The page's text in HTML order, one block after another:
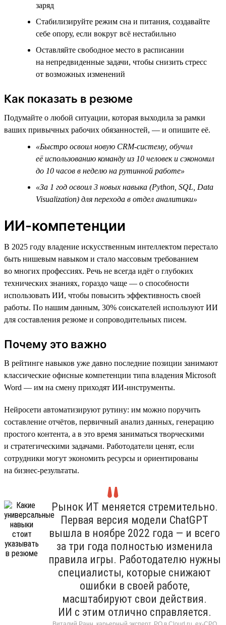
заряд
Стабилизируйте режим сна и питания, создавайте
себе опору, если вокруг всё нестабильно
Оставляйте свободное место в расписании
на непредвиденные задачи, чтобы снизить стресс
от возможных изменений
Как показать в резюме
Подумайте о любой ситуации, которая выходила за рамки
ваших привычных рабочих обязанностей, — и опишите её.
«Быстро освоил новую CRM-систему, обучил
её использованию команду из 10 человек и сэкономил
до 10 часов в неделю на рутинной работе»
«За 1 год освоил 3 новых навыка (Python, SQL, Data
Visualization) для перехода в отдел аналитики»
ИИ-компетенции
В 2025 году владение искусственным интеллектом перестало
быть нишевым навыком и стало массовым требованием
во многих профессиях. Речь не всегда идёт о глубоких
технических знаниях, гораздо чаще — о способности
использовать ИИ, чтобы повысить эффективность своей
работы. По нашим данным, 30% соискателей используют ИИ
для составления резюме и сопроводительных писем.
Почему это важно
В рейтинге навыков уже давно последние позиции занимают
классические офисные компетенции типа владения Microsoft
Word — им на смену приходят ИИ-инструменты.
Нейросети автоматизируют рутину: им можно поручить
составление отчётов, первичный анализ данных, генерацию
простого контента, а в это время заниматься творческими
и стратегическими задачами. Работодатели ценят, если
сотрудники могут экономить ресурсы и ориентированы
на бизнес-результаты.
Рынок ИТ меняется стремительно.
Первая версия модели ChatGPT
вышла в ноябре 2022 года — и всего
за три года полностью изменила
правила игры. Работодателю нужны
специалисты, которые снижают
ошибки в своей работе,
масштабируют свои действия.
ИИ с этим отлично справляется.